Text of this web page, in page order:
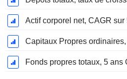
Actif corporel net, CAGR sur
Capitaux Propres
Fonds propres totaux, 5 ans